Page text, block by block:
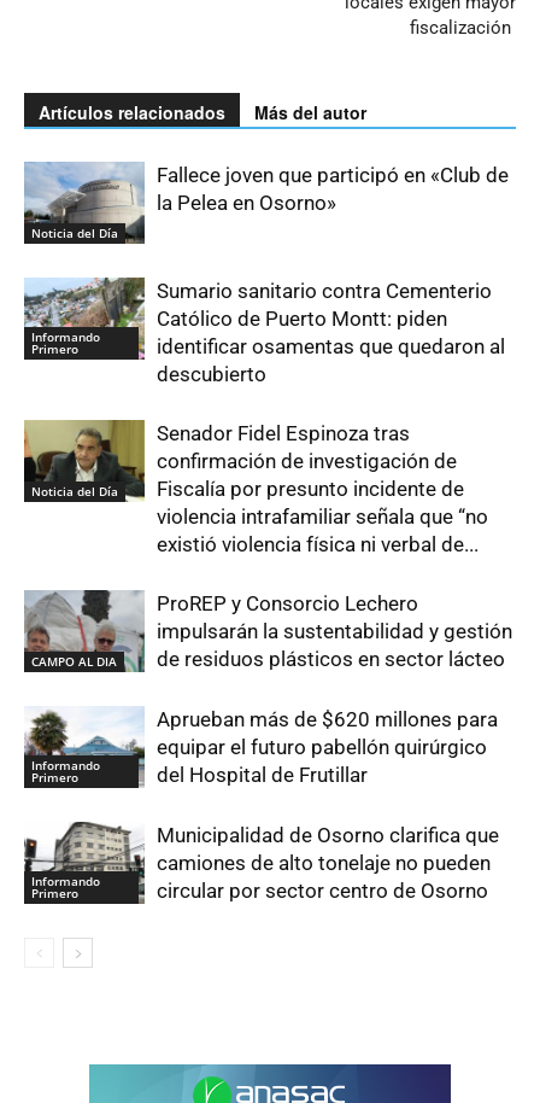
fiscalización
Artículos relacionados Más del autor
Noticia del Día
Fallece joven que participó en «Club de
la Pelea en Osorno»
Informando
Primero
Sumario sanitario contra Cementerio
Católico de Puerto Montt: piden
identificar osamentas que quedaron al
descubierto
Noticia del Día
Senador Fidel Espinoza tras
confirmación de investigación de
Fiscalía por presunto incidente de
violencia intrafamiliar señala que “no
existió violencia física ni verbal de...
CAMPO AL DIA
ProREP y Consorcio Lechero
impulsarán la sustentabilidad y gestión
de residuos plásticos en sector lácteo
Informando
Primero
Aprueban más de $620 millones para
equipar el futuro pabellón quirúrgico
del Hospital de Frutillar
Informando
Primero
Municipalidad de Osorno clarifica que
camiones de alto tonelaje no pueden
circular por sector centro de Osorno